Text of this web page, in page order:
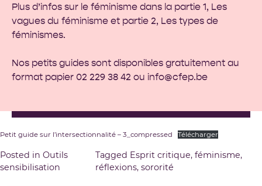
Plus d’infos sur le féminisme dans la partie 1, Les
vagues du féminisme et partie 2, Les types de
féminismes.
Nos petits guides sont disponibles gratuitement au
format papier 02 229 38 42 ou info@cfep.be
Petit guide sur l’intersectionnalité – 3_compressed Télécharger
Posted in Outils
sensibilisation
Tagged Esprit critique,féminisme,
réflexions,sororité